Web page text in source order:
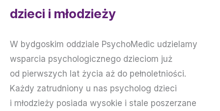
dzieci i młodzieży
W bydgoskim oddziale PsychoMedic udzielamy
wsparcia psychologicznego dzieciom już
od pierwszych lat życia aż do pełnoletniości.
Każdy zatrudniony u nas psycholog dzieci
i młodzieży posiada wysokie i stale poszerzane